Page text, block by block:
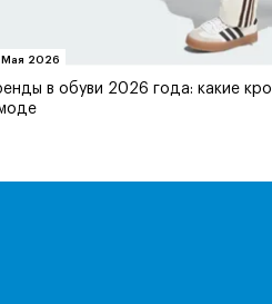
Мая 2026
в обуви 2026 года: какие